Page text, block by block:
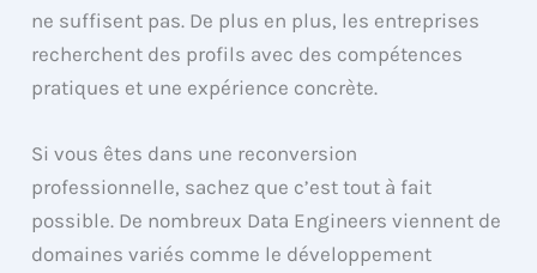
ne suffisent pas. De plus en plus, les entreprises
recherchent des profils avec des compétences
pratiques et une expérience concrète.
Si vous êtes dans une reconversion
professionnelle, sachez que c’est tout à fait
possible. De nombreux Data Engineers viennent de
domaines variés comme le développement